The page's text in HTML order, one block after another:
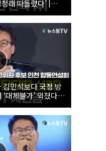
래 따돌렸다’ |
표·최고위원 후
민석보다 국정 방
대체불가’ 외쳤다 |
표·최고위원 후